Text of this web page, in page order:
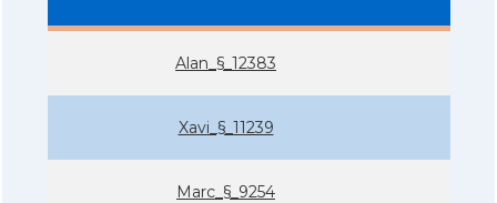
Alan_§_12383
Xavi_§_11239
Marc_§_9254